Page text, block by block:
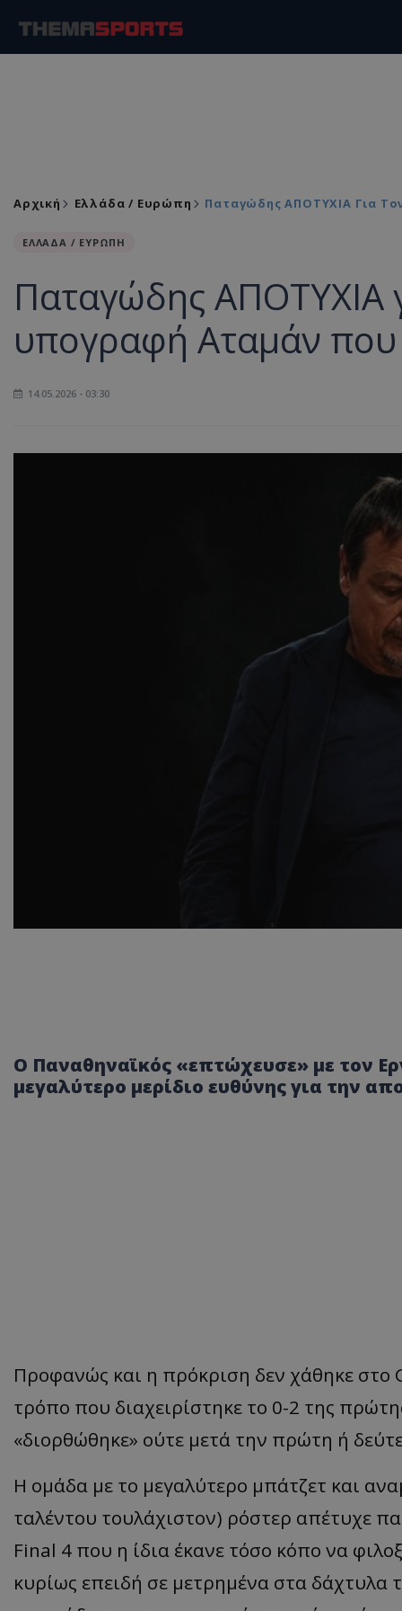
Αρχική Ελλάδα / Ευρώπη Παταγώδης ΑΠΟΤΥΧΙΑ Για
ΕΛΛΑΔΑ / ΕΥΡΩΠΗ
Παταγώδης ΑΠΟΤΥΧΙΑ
υπογραφή Αταμάν που
14.05.2026 - 03:30
Ο Παναθηναϊκός «επτώχευσε» με τον
μεγαλύτερο μερίδιο ευθύνης για την
Προφανώς και η πρόκριση δεν χάθηκε στο
τρόπο που διαχειρίστηκε το 0-2 της π
«διορθώθηκε» ούτε μετά την πρώτη ή
Η ομάδα με το μεγαλύτερο μπάτζετ και ανα
ταλέντου τουλάχιστον) ρόστερ απέτυχε
Final 4 που η ίδια έκανε τόσο κόπο να
κυρίως επειδή σε μετρημένα στα δάχτυλα